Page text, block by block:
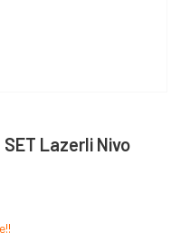
SET Lazerli Nivo